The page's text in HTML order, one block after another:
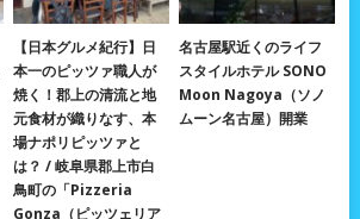
【日本グルメ紀行】日
本一のピッツァ職人が
焼く！郡上の清流と地
元食材が織りなす、本
場ナポリピッツァと
は？ / 岐阜県郡上市白
鳥町の「Pizzeria
Gonza（ピッツェリア
名古屋駅近くのライフ
スタイルホテル SONO
Moon Nagoya（ソノ
ムーン名古屋）開業